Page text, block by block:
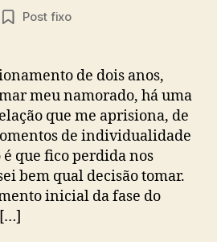
Post fixo
de dois anos,
meu namorado, há uma
que me aprisiona, de
de individualidade
que fico perdida nos
bem qual decisão tomar.
inicial da fase do